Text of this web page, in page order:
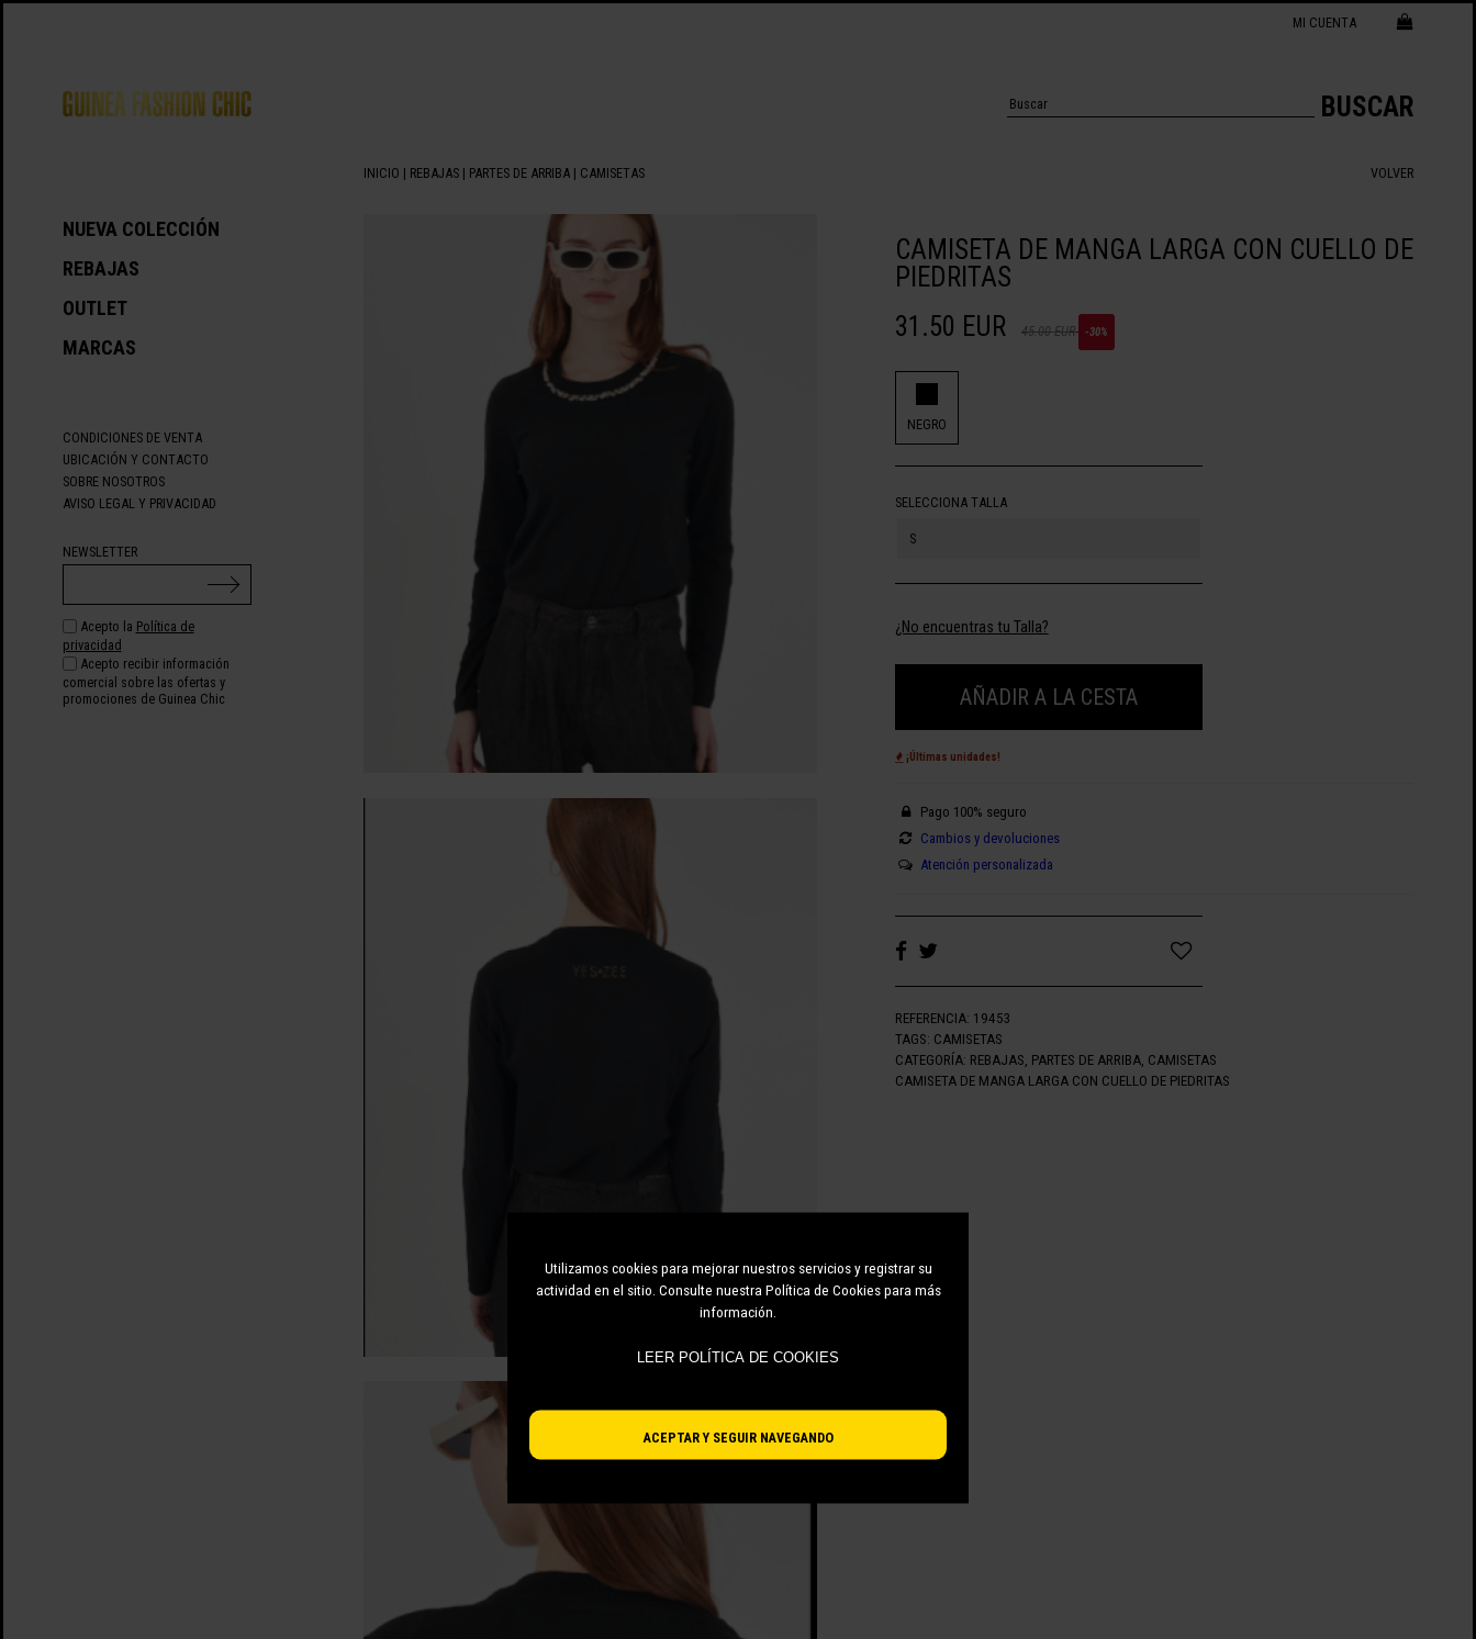
Utilizamos cookies para mejorar nuestros servicios y registrar su
actividad en el sitio. Consulte nuestra Política de Cookies para más
información.
ACEPTAR Y SEGUIR NAVEGANDO
MI CUENTA
BUSCAR
INICIO | REBAJAS| PARTES DE ARRIBA| CAMISETAS VOLVER
NUEVA COLECCIÓN
REBAJAS
OUTLET
MARCAS
CONDICIONES DE VENTA
UBICACIÓN Y CONTACTO
SOBRE NOSOTROS
AVISO LEGAL Y PRIVACIDAD
NEWSLETTER
Acepto la Política de
privacidad
Acepto recibir información
comercial sobre las ofertas y
promociones de Guinea Chic
CAMISETA DE MANGA LARGA CON CUELLO DE
PIEDRITAS
31.50 EUR
45.00 EUR -30%
NEGRO
SELECCIONA TALLA
S
¿No encuentras tu Talla?
AÑADIR A LA CESTA
¡Últimas unidades!
Pago 100% seguro
Cambios y devoluciones
Atención personalizada
REFERENCIA: 19453
TAGS: CAMISETAS
CATEGORÍA: REBAJAS PARTES DE ARRIBA, CAMISETAS
CAMISETA DE MANGA LARGA CON CUELLO DE PIEDRITAS
LEER POLÍTICA DE COOKIES